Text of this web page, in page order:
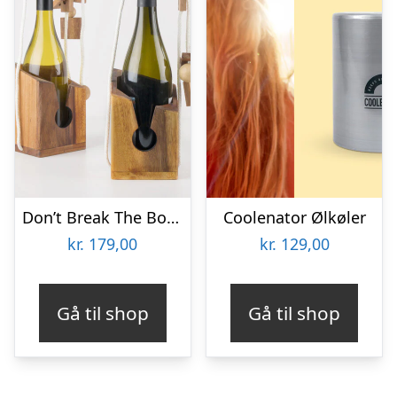
Don’t Break The Bottle
kr. 179,00
Gå til shop
Coolenator Ølkøler
kr. 129,00
Gå til shop